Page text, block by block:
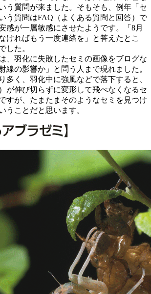
う質問が来ました。そもそも、例年「セ
う質問はFAQ（よくある質問と回答）で
感が一層敏感にさせたようです。「8月
ければもう一度連絡を」と答えたとこ
した。
、羽化に失敗したセミの画像をブログな
線の影響か」と問う人まで現れました。
多く、羽化中に強風などで落下すると、
が伸び切らずに変形して飛べなくなるセ
すが、たまたまそのようなセミを見つけ
うことだと思います。